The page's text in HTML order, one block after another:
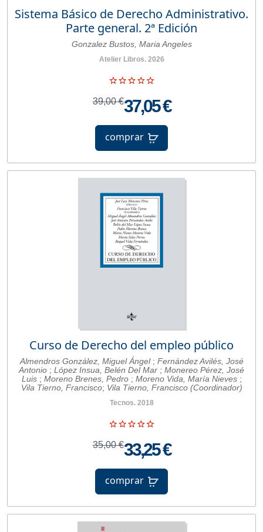
Sistema Básico de Derecho Administrativo.
Parte general. 2ª Edición
Gonzalez Bustos, Maria Angeles
Atelier Libros. 2026
39,00 €37,05 €
comprar
Curso de Derecho del empleo público
Almendros González, Miguel Ángel ; Fernández Avilés, José
Antonio ; López Insua, Belén Del Mar ; Monereo Pérez, José
Luis ; Moreno Brenes, Pedro ; Moreno Vida, María Nieves ;
Vila Tierno, Francisco; Vila Tierno, Francisco (Coordinador)
Tecnos. 2018
35,00 €33,25 €
comprar